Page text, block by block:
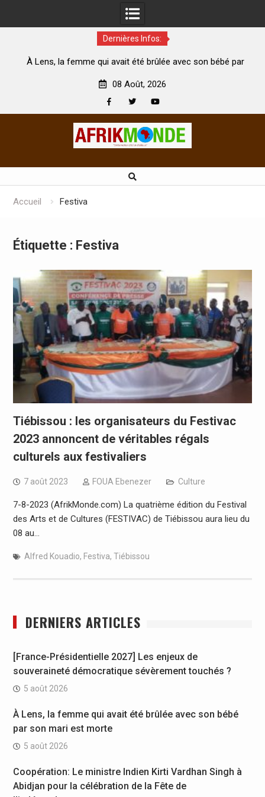
Dernières Infos:
femme qui avait été brûlée avec son bébé par
Coopération:
08 Août, 2026
Accueil Festiva
Étiquette : Festiva
Tiébissou : les organisateurs du Festivac
2023 annoncent de véritables régals
culturels aux festivaliers
7 août 2023 FOUA Ebenezer Culture
7-8-2023 (AfrikMonde.com) La quatrième édition du Festival
des Arts et de Cultures (FESTIVAC) de Tiébissou aura lieu du
08 au…
Alfred Kouadio, Festiva, Tiébissou
DERNIERS ARTICLES
[France-Présidentielle 2027] Les enjeux de
souveraineté démocratique sévèrement touchés ?
5 août 2026
À Lens, la femme qui avait été brûlée avec son bébé
par son mari est morte
5 août 2026
Coopération: Le ministre Indien Kirti Vardhan Singh à
Abidjan pour la célébration de la Fête de